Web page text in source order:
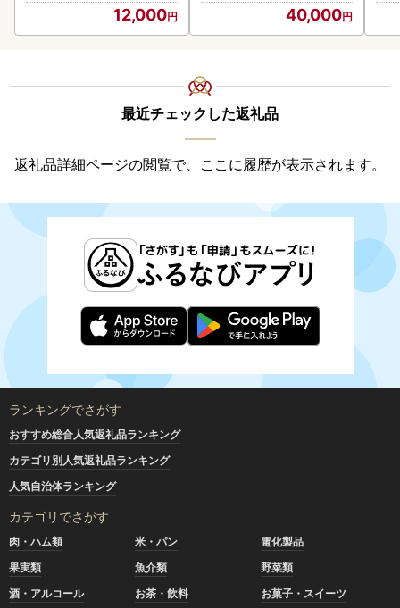
12,000 40,000
最近チェックした返礼品
返礼品詳細ページの閲覧で、ここに履歴が表示されます。
ランキングでさがす
おすすめ総合人気返礼品ランキング
カテゴリ別人気返礼品ランキング
人気自治体ランキング
カテゴリでさがす
肉・ハム類 米・パン
電化製品
果実類
魚介類
野菜類
酒・アルコール
お茶・飲料
お菓子・スイーツ